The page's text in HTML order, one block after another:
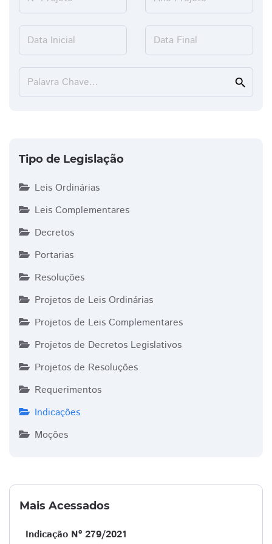
Data Inicial Data Final
Palavra Chave... search
Tipo de Legislação
Leis Ordinárias
Leis Complementares
Decretos
Portarias
Resoluções
Projetos de Leis Ordinárias
Projetos de Leis Complementares
Projetos de Decretos Legislativos
Projetos de Resoluções
Requerimentos
Indicações
Moções
Mais Acessados
Indicação Nº 279/2021